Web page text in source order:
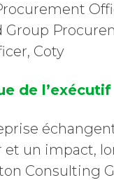
Group
Coty
de l’exécutif
et un impact,
Consulting